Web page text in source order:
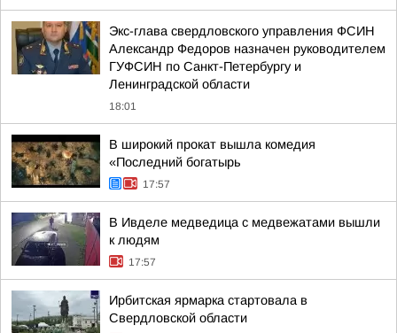
Экс-глава свердловского управления ФСИН
Александр Федоров назначен руководителем
ГУФСИН по Санкт-Петербургу и
Ленинградской области
18:01
В широкий прокат вышла комедия
«Последний богатырь
17:57
В Ивделе медведица с медвежатами вышли
к людям
17:57
Ирбитская ярмарка стартовала в
Свердловской области